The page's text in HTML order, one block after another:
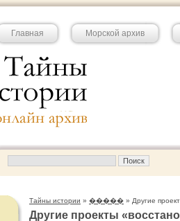
Главная Морской архив
Тайны истории » ����� » Другие
Другие проекты